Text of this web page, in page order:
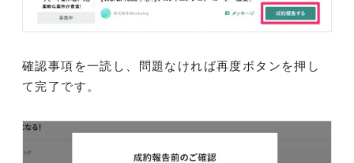
確認事項を一読し、問題なければ再度ボタンを押し
て完了です。